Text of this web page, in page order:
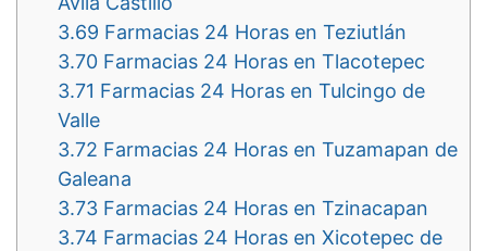
3.69 Farmacias 24 Horas en Teziutlán
3.70 Farmacias 24 Horas en Tlacotepec
3.71 Farmacias 24 Horas en Tulcingo de
Valle
3.72 Farmacias 24 Horas en Tuzamapan de
Galeana
3.73 Farmacias 24 Horas en Tzinacapan
3.74 Farmacias 24 Horas en Xicotepec de